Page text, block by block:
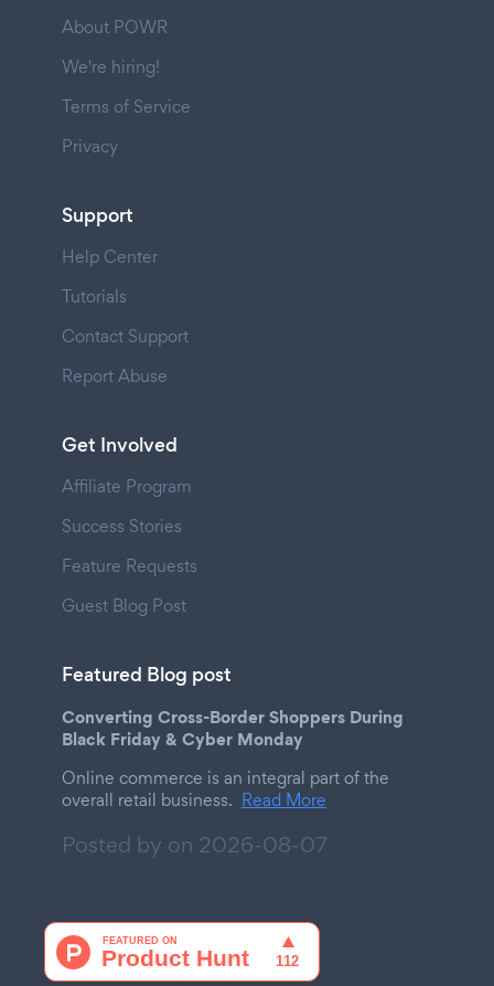
About POWR
We're hiring!
Terms of Service
Privacy
Support
Help Center
Tutorials
Contact Support
Report Abuse
Get Involved
Affiliate Program
Success Stories
Feature Requests
Guest Blog Post
Featured Blog post
Converting Cross-Border Shoppers During
Black Friday & Cyber Monday
Online commerce is an integral part of the
overall retail business. Read More
Posted by on 2026-08-07